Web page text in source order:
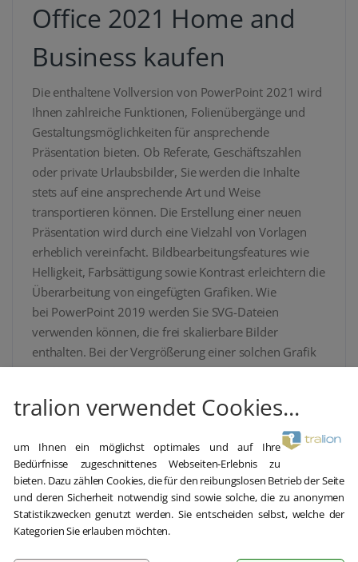
Office 2021 Home and
Business kaufen
Die enthaltene Vollversion von PowerPoint 2021 wird
Ihnen zahlreiche Funktionen, Folienübergänge und
Gestaltungsmöglichkeiten für ansprechende
Präsentation bieten. Ob Referate, Geschäftszahlen
oder private Urlaubsbilder, Sie werden die Inhalte
stets auf eine ansprechende Art und Weise
transportieren können. Die Erstellung einer neuen
Präsentation wird durch eine Vielzahl von Vorlagen
erheblich vereinfacht. Bildbearbeitungsfeatures wie
Helligkeit, Farbsättigung sowie Kontrast erleichtern die
Überarbeitung von eingefügten Grafiken. Wie
bei PowerPoint 2019 werden Sie SVG-Dateien
verwenden können, die frei skalierbare Bilder
enthalten. Bei der Vergrößerung einer solchen Grafik
sind keine Qualitätsverluste hinzunehmen.
Bestandteile bis in das kleinste Detail angepasst
Download wird sich somit aus verschiedenen
Gründen lohnen.
Office 2021 Home and
tralion verwendet Cookies...
um Ihnen ein möglichst optimales und auf Ihre
Bedürfnisse zugeschnittenes Webseiten-Erlebnis zu
bieten. Dazu zählen Cookies, die für den reibungslosen Betrieb der Seite
und deren Sicherheit notwendig sind sowie solche, die zu anonymen
Statistikzwecken genutzt werden. Sie entscheiden selbst, welche der
Kategorien Sie erlauben möchten.